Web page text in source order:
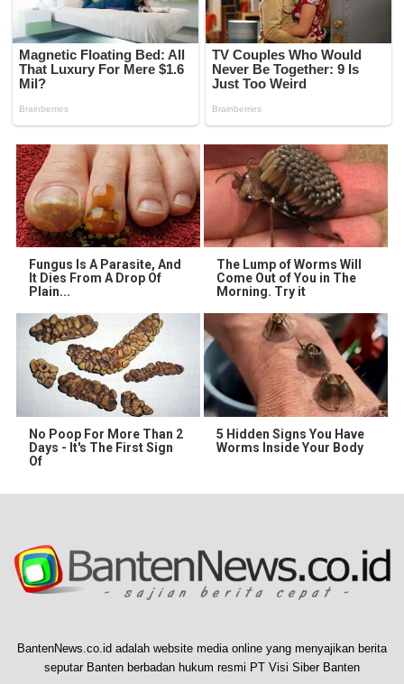
Fungus Is A Parasite, And
It Dies From A Drop Of
Plain...
The Lump of Worms Will
Come Out of You in The
Morning. Try it
No Poop For More Than 2
Days - It's The First Sign
Of
5 Hidden Signs You Have
Worms Inside Your Body
BantenNews.co.id adalah website media online yang menyajikan berita
seputar Banten berbadan hukum resmi PT Visi Siber Banten